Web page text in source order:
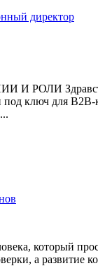
директор
РОЛИ
ключ для
который
а развитие